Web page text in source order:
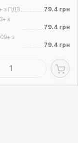
з ПДВ
79.4 грн
з
79.4 грн
з
79.4 грн